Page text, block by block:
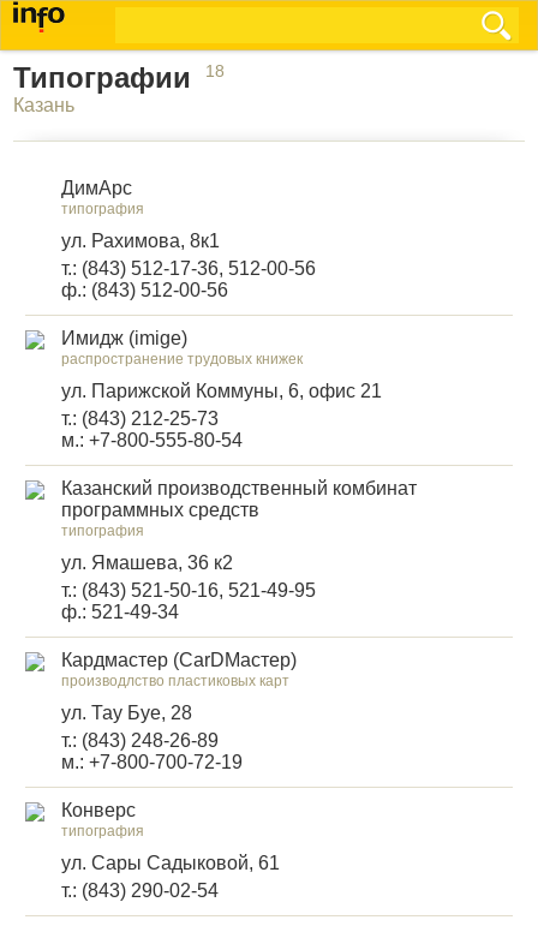
Типографии 18
Казань
ДимАрс
типография
ул. Рахимова, 8к1
т.: (843) 512-17-36, 512-00-56
ф.: (843) 512-00-56
Имидж (imige)
распространение трудовых книжек
ул. Парижской Коммуны, 6, офис 21
т.: (843) 212-25-73
м.: +7-800-555-80-54
Казанский производственный комбинат
программных средств
типография
ул. Ямашева, 36 к2
т.: (843) 521-50-16, 521-49-95
ф.: 521-49-34
Кардмастер (CarDМастер)
производлство пластиковых карт
ул. Тау Буе, 28
т.: (843) 248-26-89
м.: +7-800-700-72-19
Конверс
типография
ул. Сары Садыковой, 61
т.: (843) 290-02-54